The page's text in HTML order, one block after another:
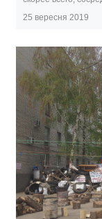
25 вересня 2019